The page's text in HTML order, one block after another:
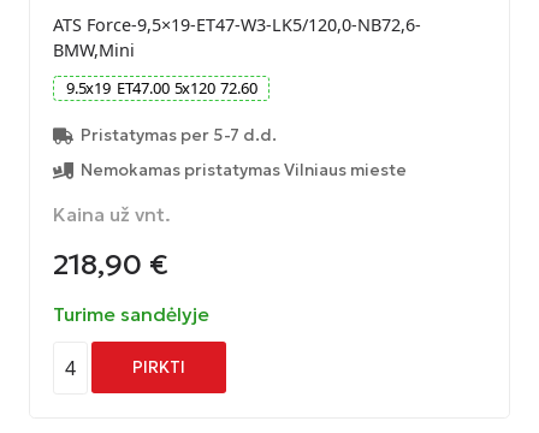
ATS Force-9,5×19-ET47-W3-LK5/120,0-NB72,6-
BMW,Mini
9.5x19 ET47.00 5x120 72.60
Pristatymas per 5-7 d.d.
Nemokamas pristatymas Vilniaus mieste
Kaina už vnt.
218,90 €
Turime sandėlyje
4 PIRKTI